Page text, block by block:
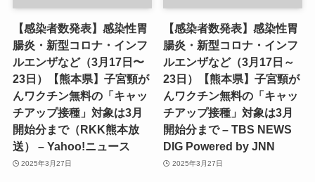
【感染者数発表】感染性胃
腸炎・新型コロナ・インフ
ルエンザなど（3月17日〜
23日）【熊本県】子宮頸が
んワクチン無料の「キャッ
チアップ接種」対象は3月
開始分まで（RKK熊本放
送） – Yahoo!ニュース
2025年3月27日
【感染者数発表】感染性胃
腸炎・新型コロナ・インフ
ルエンザなど（3月17日～
23日）【熊本県】子宮頸が
んワクチン無料の「キャッ
チアップ接種」対象は3月
開始分まで – TBS NEWS
DIG Powered by JNN
2025年3月27日